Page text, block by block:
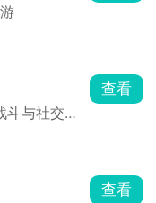
斗与社交结
查看
查看